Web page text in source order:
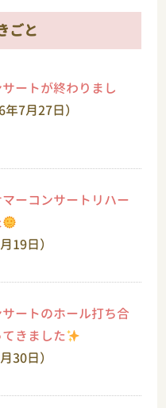
ごと
ートが終わりまし
年7月27日）
ーコンサートリハー
19日）
ートのホール打ち合
きました
30日）